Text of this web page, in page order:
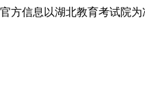
方信息以湖北教育考试院为